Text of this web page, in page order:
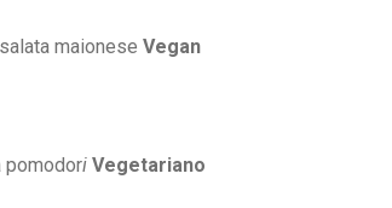
maionese Vegan
pomodori Vegetariano